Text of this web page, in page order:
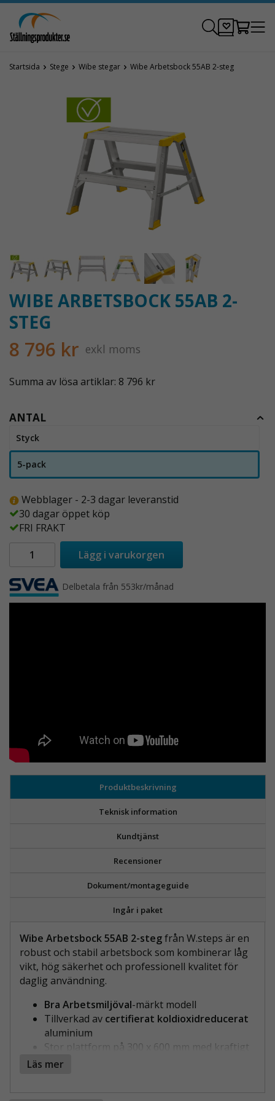
Startsida Stege Wibe stegar Wibe Arbetsbock 55AB 2-steg
WIBE ARBETSBOCK 55AB 2-
STEG
8 796 kr exkl moms
Summa av lösa artiklar: 8 796 kr
ANTAL
Styck
5-pack
Webblager - 2-3 dagar leveranstid
30 dagar öppet köp
FRI FRAKT
Lägg i varukorgen
Delbetala från 553kr/månad
Produktbeskrivning
Teknisk information
Kundtjänst
Recensioner
Dokument/montageguide
Ingår i paket
Wibe Arbetsbock 55AB 2-stegfrån W.steps är en
robust och stabil arbetsbock som kombinerar låg
vikt, hög säkerhet och professionell kvalitet för
daglig användning.
Bra Arbetsmiljöval-märkt modell
Tillverkad av certifierat koldioxidreducerat
aluminium
Stor plattform på 300 x 600 mm med kraftigt
halkskydd
Läs mer